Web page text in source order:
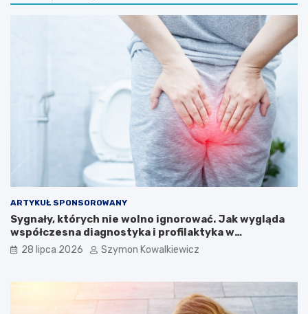
ARTYKUŁ SPONSOROWANY
Sygnały, których nie wolno ignorować. Jak wygląda
współczesna diagnostyka i profilaktyka w
proktologii?
28 lipca 2026 Szymon Kowalkiewicz